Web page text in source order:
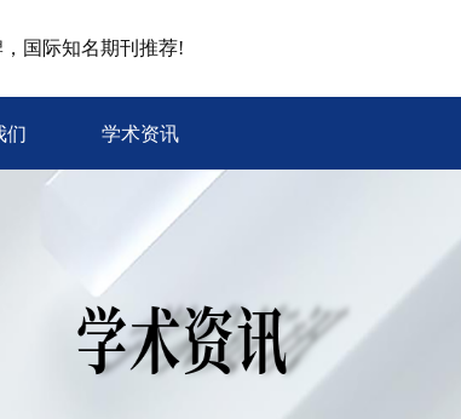
国际知名期刊推荐!
们 学术资讯